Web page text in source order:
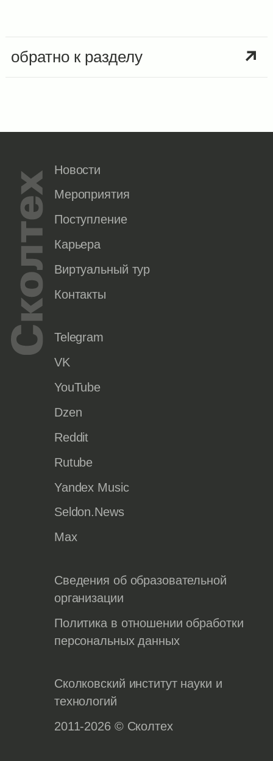
обратно к разделу
Новости
Мероприятия
Поступление
Карьера
Виртуальный тур
Контакты
Telegram
VK
YouTube
Dzen
Reddit
Rutube
Yandex Music
Seldon.News
Max
Сведения об образовательной
организации
Политика в отношении обработки
персональных данных
Сколковский институт науки и
технологий
2011-2026 © Сколтех